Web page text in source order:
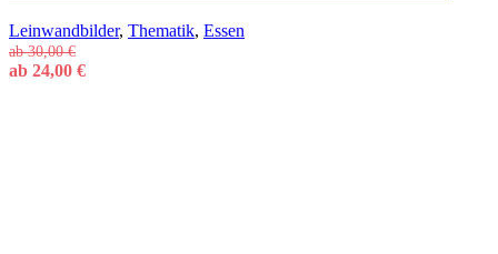
Leinwandbilder, Thematik, Essen
ab30,00€
ab 24,00 €